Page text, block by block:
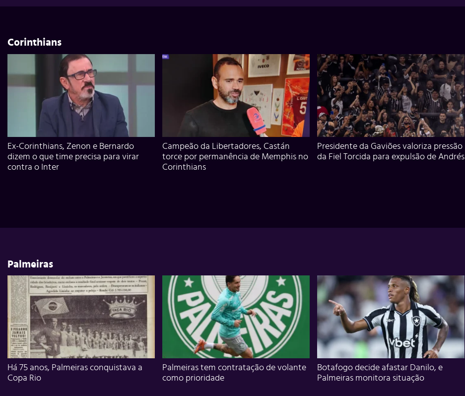
Corinthians
Ex-Corinthians, Zenon e Bernardo
dizem o que time precisa para virar
contra o Inter
Campeão da Libertadores, Castán
torce por permanência de Memphis no
Corinthians
Presidente da Gaviões valoriza pressão
da Fiel Torcida para expulsão de Andrés
Palmeiras
Há 75 anos, Palmeiras conquistava a
Copa Rio
Palmeiras tem contratação de volante
como prioridade
Botafogo decide afastar Danilo, e
Palmeiras monitora situação